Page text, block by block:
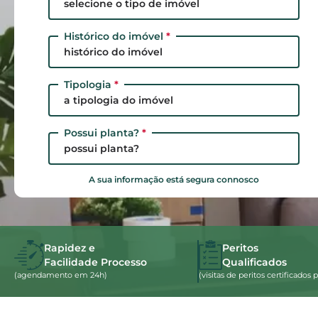
selecione o tipo de imóvel
Histórico do imóvel *
histórico do imóvel
Tipologia *
a tipologia do imóvel
Possui planta? *
possui planta?
A sua informação está segura connosco
Rapidez e
Facilidade Processo
(agendamento em 24h)
Peritos
Qualificados
(visitas de peritos certificados